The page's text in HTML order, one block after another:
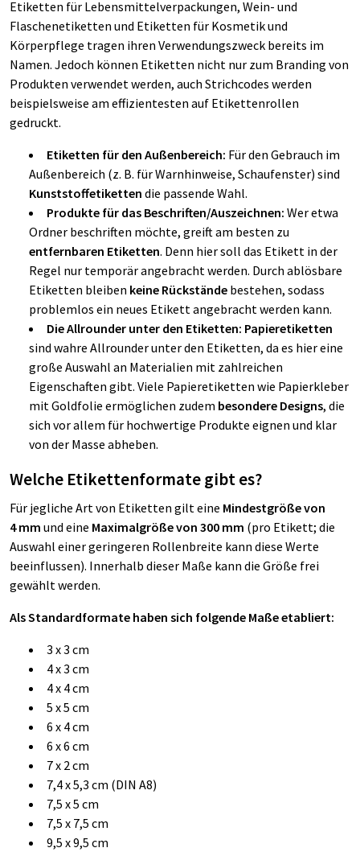
Etiketten für Lebensmittelverpackungen, Wein- und
Flaschenetiketten und Etiketten für Kosmetik und
Körperpflege tragen ihren Verwendungszweck bereits im
Namen. Jedoch können Etiketten nicht nur zum Branding von
Produkten verwendet werden, auch Strichcodes werden
beispielsweise am effizientesten auf Etikettenrollen
gedruckt.
Etiketten für den Außenbereich: Für den Gebrauch im
Außenbereich (z. B. für Warnhinweise, Schaufenster) sind
Kunststoffetiketten die passende Wahl.
Produkte für das Beschriften/Auszeichnen: Wer etwa
Ordner beschriften möchte, greift am besten zu
entfernbaren Etiketten. Denn hier soll das Etikett in der
Regel nur temporär angebracht werden. Durch ablösbare
Etiketten bleiben keine Rückstände bestehen, sodass
problemlos ein neues Etikett angebracht werden kann.
Die Allrounder unter den Etiketten: Papieretiketten
sind wahre Allrounder unter den Etiketten, da es hier eine
große Auswahl an Materialien mit zahlreichen
Eigenschaften gibt. Viele Papieretiketten wie Papierkleber
mit Goldfolie ermöglichen zudem besondere Designs, die
sich vor allem für hochwertige Produkte eignen und klar
von der Masse abheben.
Welche Etikettenformate gibt es?
Für jegliche Art von Etiketten gilt eine Mindestgröße von
4 mm und eine Maximalgröße von 300 mm (pro Etikett; die
Auswahl einer geringeren Rollenbreite kann diese Werte
beeinflussen). Innerhalb dieser Maße kann die Größe frei
gewählt werden.
Als Standardformate haben sich folgende Maße etabliert:
3 x 3 cm
4 x 3 cm
4 x 4 cm
5 x 5 cm
6 x 4 cm
6 x 6 cm
7 x 2 cm
7,4 x 5,3 cm (DIN A8)
7,5 x 5 cm
7,5 x 7,5 cm
9,5 x 9,5 cm